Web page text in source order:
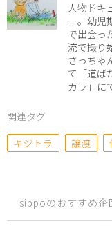
人物ドキ
ー。幼児
で出会っ
流で撮り
さっちゃ
て「道ば
カラ」に
関連タグ
キジトラ
譲渡
sippoのおすすめ企